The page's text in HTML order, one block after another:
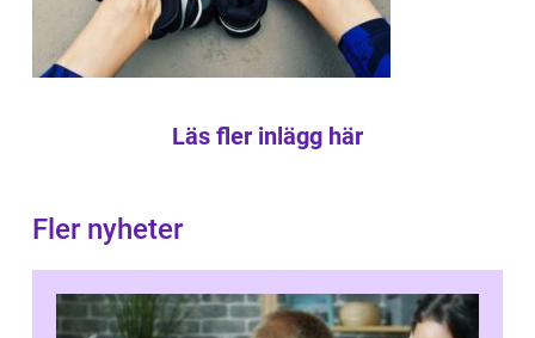
Läs fler inlägg här
Fler nyheter